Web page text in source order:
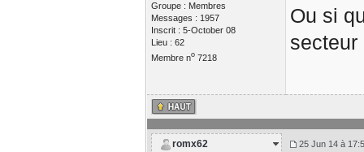
Groupe : Membres
Messages : 1957
Inscrit : 5-October 08
Lieu : 62
Membre no7218
Ou si
secteur
romx62 25 Jun 14 à